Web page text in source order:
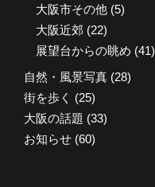
大阪市その他 (5)
大阪近郊 (22)
展望台からの眺め (41)
自然・風景写真 (28)
街を歩く (25)
大阪の話題 (33)
お知らせ (60)